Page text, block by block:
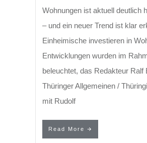
Wohnungen ist aktuell deutlich
– und ein neuer Trend ist klar
Einheimische investieren in
Entwicklungen wurden im
beleuchtet, das Redakteur Ralf
Thüringer Allgemeinen /
mit Rudolf
Read More